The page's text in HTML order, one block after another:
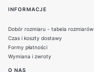
INFORMACJE
Dobór rozmiaru - tabela rozmiarów
Czas i koszty dostawy
Formy płatności
Wymiana i zwroty
O NAS